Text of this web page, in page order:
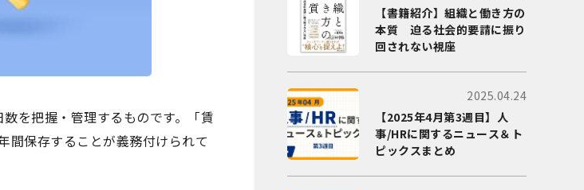
を把握・管理するものです。「賃
間保存することが義務付けられて
【書籍紹介】組織と働き方の
本質 迫る社会的要請に振り
回されない視座
2025.04.24
【2025年4月第3週目】人
事/HRに関するニュース＆ト
ピックスまとめ